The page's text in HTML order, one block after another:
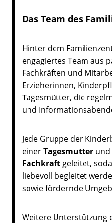
Das Team des
Hinter dem
engagiertes Team aus
Fachkräften und
Erzieherinnen,
Tagesmütter, die
und
Jede Gruppe der
einerTagesmutterund
Fachkraftgeleitet,
liebevoll begleitet
sowie fördernde
Weitere Unterstützung